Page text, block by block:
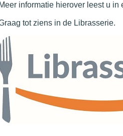
Meer informatie hierover leest u in
tot ziens in de Librasserie.